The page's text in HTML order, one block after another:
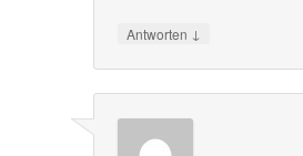
Antworten ↓